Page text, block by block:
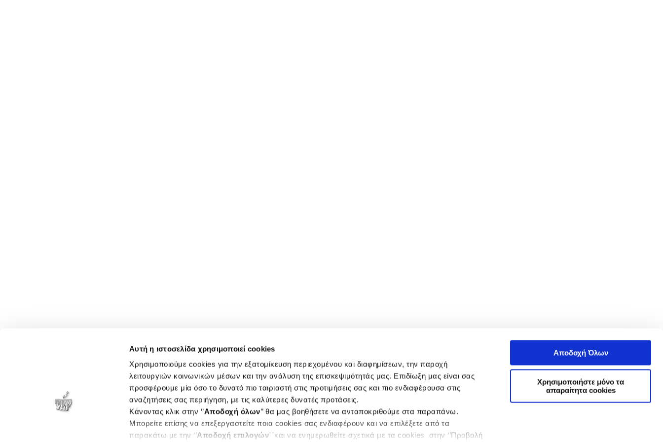
Αυτή η ιστοσελίδα χρησιμοποιεί cookies
Χρησιμοποιούμε cookies για την εξατομίκευση περιεχομένου και διαφημίσεων, την παροχή
λειτουργιών κοινωνικών μέσων και την ανάλυση της επισκεψιμότητάς μας. Επιδίωξη μας είναι σας
προσφέρουμε μία όσο το δυνατό πιο ταιριαστή στις προτιμήσεις σας και πιο ενδιαφέρουσα στις
αναζητήσεις σας περιήγηση, με τις καλύτερες δυνατές προτάσεις.
Κάνοντας κλικ στην ‘’Αποδοχή όλων’’ θα μας βοηθήσετε να ανταποκριθούμε στα παραπάνω.
Μπορείτε επίσης να επεξεργαστείτε ποια cookies σας ενδιαφέρουν και να επιλέξετε από τα
παρακάτω με την ‘’Αποδοχή επιλογών΄΄και να ενημερωθείτε σχετικά με τα cookies στην ‘’Προβολή
Αποδοχή Όλων
Χρησιμοποιήστε μόνο τα
απαραίτητα cookies